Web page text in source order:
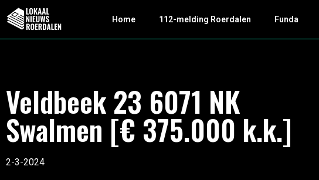
Home 112-melding Roerdalen Funda
Veldbeek 23 6071 NK
Swalmen [€ 375.000 k.k.]
2-3-2024